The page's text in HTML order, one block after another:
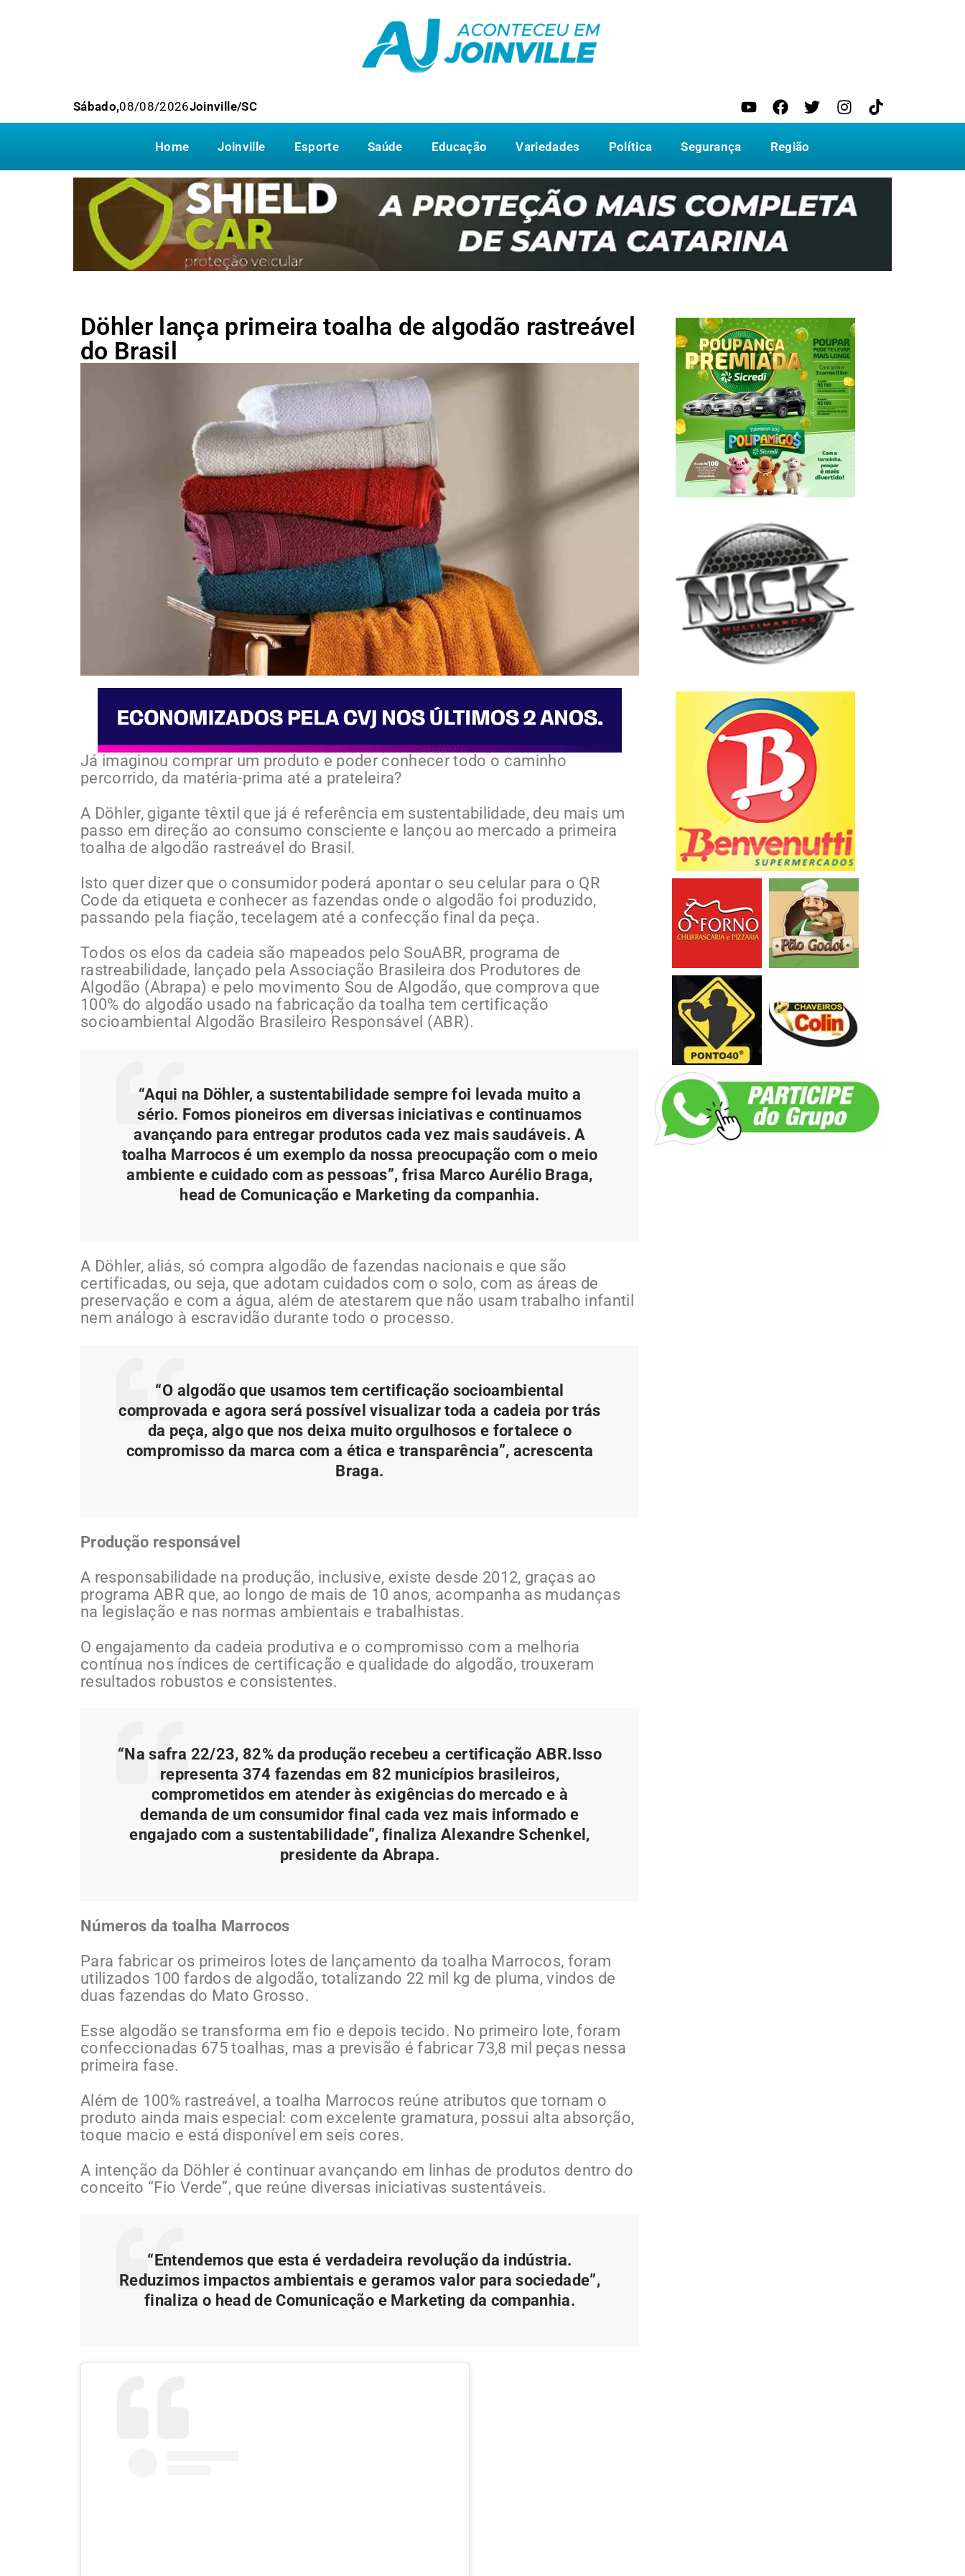
Sábado,08/08/2026Joinville/SC
Home Joinville Esporte Saúde Educação Variedades Política Segurança Região
Döhler lança primeira toalha de algodão rastreável
do Brasil
Já imaginou comprar um produto e poder conhecer todo o caminho
percorrido, da matéria-prima até a prateleira?
A Döhler, gigante têxtil que já é referência em sustentabilidade, deu mais um
passo em direção ao consumo consciente e lançou ao mercado a primeira
toalha de algodão rastreável do Brasil.
Isto quer dizer que o consumidor poderá apontar o seu celular para o QR
Code da etiqueta e conhecer as fazendas onde o algodão foi produzido,
passando pela fiação, tecelagem até a confecção final da peça.
Todos os elos da cadeia são mapeados pelo SouABR, programa de
rastreabilidade, lançado pela Associação Brasileira dos Produtores de
Algodão (Abrapa) e pelo movimento Sou de Algodão, que comprova que
100% do algodão usado na fabricação da toalha tem certificação
socioambiental Algodão Brasileiro Responsável (ABR).
“Aqui na Döhler, a sustentabilidade sempre foi levada muito a
sério. Fomos pioneiros em diversas iniciativas e continuamos
avançando para entregar produtos cada vez mais saudáveis. A
toalha Marrocos é um exemplo da nossa preocupação com o meio
ambiente e cuidado com as pessoas”, frisa Marco Aurélio Braga,
head de Comunicação e Marketing da companhia.
A Döhler, aliás, só compra algodão de fazendas nacionais e que são
certificadas, ou seja, que adotam cuidados com o solo, com as áreas de
preservação e com a água, além de atestarem que não usam trabalho infantil
nem análogo à escravidão durante todo o processo.
“O algodão que usamos tem certificação socioambiental
comprovada e agora será possível visualizar toda a cadeia por trás
da peça, algo que nos deixa muito orgulhosos e fortalece o
compromisso da marca com a ética e transparência”, acrescenta
Braga.
Produção responsável
A responsabilidade na produção, inclusive, existe desde 2012, graças ao
programa ABR que, ao longo de mais de 10 anos, acompanha as mudanças
na legislação e nas normas ambientais e trabalhistas.
O engajamento da cadeia produtiva e o compromisso com a melhoria
contínua nos índices de certificação e qualidade do algodão, trouxeram
resultados robustos e consistentes.
“Na safra 22/23, 82% da produção recebeu a certificação ABR.Isso
representa 374 fazendas em 82 municípios brasileiros,
comprometidos em atender às exigências do mercado e à
demanda de um consumidor final cada vez mais informado e
engajado com a sustentabilidade”, finaliza Alexandre Schenkel,
presidente da Abrapa.
Números da toalha Marrocos
Para fabricar os primeiros lotes de lançamento da toalha Marrocos, foram
utilizados 100 fardos de algodão, totalizando 22 mil kg de pluma, vindos de
duas fazendas do Mato Grosso.
Esse algodão se transforma em fio e depois tecido. No primeiro lote, foram
confeccionadas 675 toalhas, mas a previsão é fabricar 73,8 mil peças nessa
primeira fase.
Além de 100% rastreável, a toalha Marrocos reúne atributos que tornam o
produto ainda mais especial: com excelente gramatura, possui alta absorção,
toque macio e está disponível em seis cores.
A intenção da Döhler é continuar avançando em linhas de produtos dentro do
conceito “Fio Verde”, que reúne diversas iniciativas sustentáveis.
“Entendemos que esta é verdadeira revolução da indústria.
Reduzimos impactos ambientais e geramos valor para sociedade”,
finaliza o head de Comunicação e Marketing da companhia.